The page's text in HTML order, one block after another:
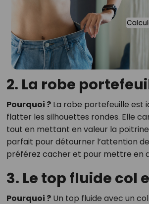
2. La robe
Pourquoi ?La robe portefeuille est
flatter les silhouettes rondes. Elle
tout en mettant en valeur la
parfait pour détourner l’attention
préférez cacher et pour mettre en
3. Le top fluide col
Pourquoi ?Un top fluide avec un